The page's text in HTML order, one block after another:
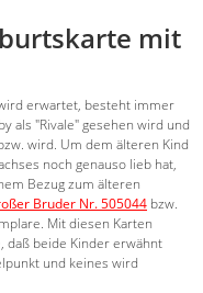
mit
erwartet, besteht immer
als "Rivale" gesehen wird und
wird. Um dem älteren Kind
noch genauso lieb hat,
Bezug zum älteren
Bruder Nr. 505044 bzw.
Mit diesen Karten
daß beide Kinder erwähnt
und keines wird